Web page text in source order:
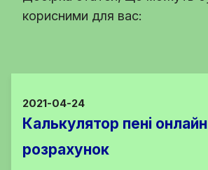
корисними для вас:
2021-04-24
Калькулятор пені онлайн
розрахунок